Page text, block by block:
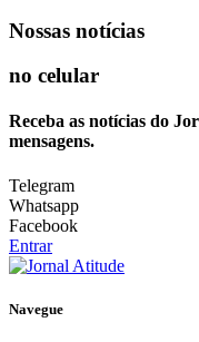
Nossas notícias
no celular
Receba as notícias do
mensagens.
Telegram
Whatsapp
Facebook
Entrar
Navegue